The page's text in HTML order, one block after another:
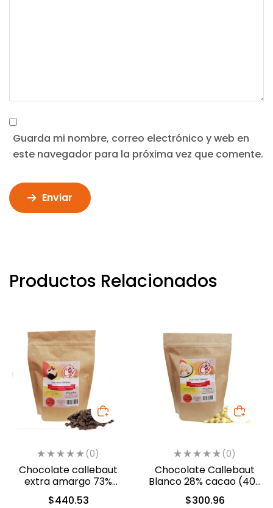
Guarda mi nombre, correo electrónico y web en
este navegador para la próxima vez que comente.
Enviar
Productos Relacionados
(0)
Chocolate callebaut
extra amargo 73%
cacao (40-804)
$440.53
(0)
Chocolate Callebaut
Blanco 28% cacao (40-
801)
$300.96